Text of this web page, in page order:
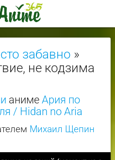
забавно »
не кодзима
анимеАрия по
/ Hidan no Aria
Михаил Щепин